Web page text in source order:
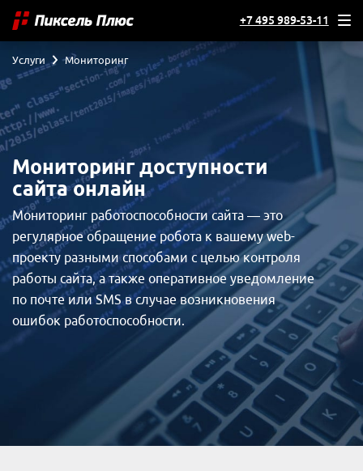
+7 495 989-53-11
Мониторинг доступности
сайта онлайн
Мониторинг работоспособности сайта — это
регулярное обращение робота к вашему web-
проекту разными способами с целью контроля
работы сайта, а также оперативное уведомление
по почте или SMS в случае возникновения
ошибок работоспособности.
Услуги Мониторинг